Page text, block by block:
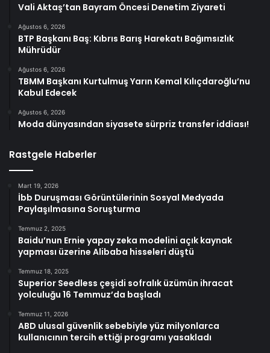
Vali Aktaş’tan Bayram Öncesi Denetim Ziyareti
Ağustos 6, 2026
BTP Başkanı Baş: Kıbrıs Barış Harekatı Bağımsızlık
Mührüdür
Ağustos 6, 2026
TBMM Başkanı Kurtulmuş Yarın Kemal Kılıçdaroğlu’nu
Kabul Edecek
Ağustos 6, 2026
Moda dünyasından siyasete sürpriz transfer iddiası!
Rastgele Haberler
Mart 19, 2026
İbb Duruşması Görüntülerinin Sosyal Medyada
Paylaşılmasına Soruşturma
Temmuz 2, 2025
Baidu’nun Ernie yapay zeka modelini açık kaynak
yapması üzerine Alibaba hisseleri düştü
Temmuz 18, 2025
Superior Seedless çeşidi sofralık üzümün ihracat
yolculuğu 16 Temmuz’da başladı
Temmuz 11, 2026
ABD ulusal güvenlik sebebiyle yüz milyonlarca
kullanıcının tercih ettiği programı yasakladı